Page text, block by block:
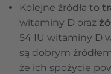
Kolejne źródła to
witaminy D oraz
54 IU witaminy D
są dobrym
że ich spożycie